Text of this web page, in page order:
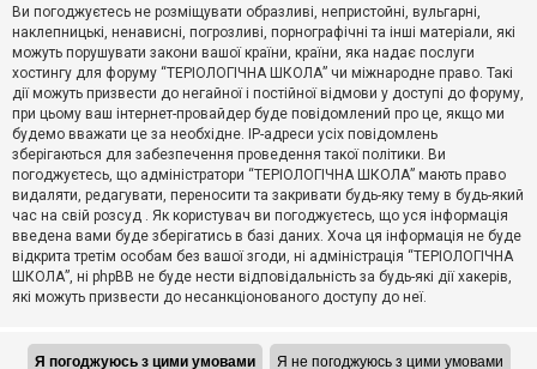
м
и
П
о
ш
у
Д
о
п
о
м
Ви погоджуєтесь не розміщувати образливі, непристойні, вульгарні,
наклепницькі, ненависні, погрозливі, порнографічні та інші матеріали, які
можуть порушувати закони вашої країни, країни, яка надає послуги
хостингу для форуму “ТЕРІОЛОГІЧНА ШКОЛА” чи міжнародне право. Такі
дії можуть призвести до негайної і постійної відмови у доступі до форуму,
при цьому ваш інтернет-провайдер буде повідомлений про це, якщо ми
будемо вважати це за необхідне. IP-адреси усіх повідомлень
зберігаються для забезпечення проведення такої політики. Ви
погоджуєтесь, що адміністратори “ТЕРІОЛОГІЧНА ШКОЛА” мають право
видаляти, редагувати, переносити та закривати будь-яку тему в будь-який
час на свій розсуд . Як користувач ви погоджуєтесь, що уся інформація
введена вами буде зберігатись в базі даних. Хоча ця інформація не буде
відкрита третім особам без вашої згоди, ні адміністрація “ТЕРІОЛОГІЧНА
ШКОЛА”, ні phpBB не буде нести відповідальність за будь-які дії хакерів,
які можуть призвести до несанкціонованого доступу до неї.